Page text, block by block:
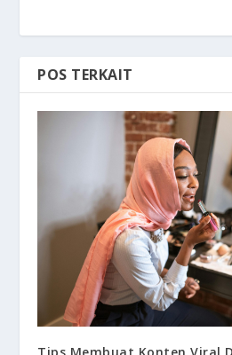
POS TERKAIT
Tips Membuat Konten Viral